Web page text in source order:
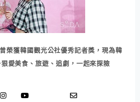
榮獲韓國觀光公社優秀記者獎，現為韓
愛美食、旅遊、追劇，一起來探險